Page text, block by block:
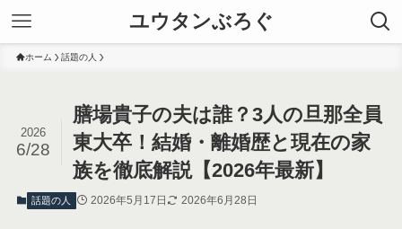
ユウタンぶろぐ
ホーム 話題の人
膳場貴子の夫は誰？3人の旦那全員
東大卒！結婚・離婚歴と現在の家
族を徹底解説【2026年最新】
2026
6/28
話題の人 2026年5月17日 2026年6月28日